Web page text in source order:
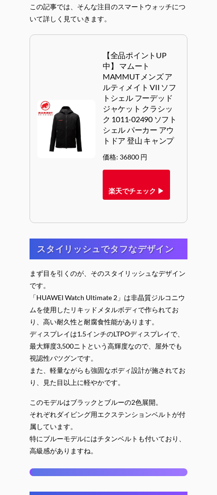
この記事では、そんな注目のスマートウォッチにつ
いて詳しく見ていきます。
【全品ポイントUP
中】 マムート
MAMMUT メンズ ア
ルティメイト VII ソフ
トシェル フーデッド
ジャケット クラシッ
ク 1011-02490 ソフト
シェル パーカー アウ
トドア 登山 キャンプ
価格: 36800 円
楽天でチェック ▶
スタイリッシュでタフなデザイン
まず目を引くのが、そのスタイリッシュなデザイン
です。
「HUAWEI Watch Ultimate 2」は非晶質ジルコニウ
ムを使用したリキッドメタルボディで作られてお
り、高い耐久性と耐腐食性能があります。
ディスプレイは1.5インチのLTPOディスプレイで、
最大輝度3,500ニトという高輝度なので、屋外でも
視認性バツグンです。
また、軽量ながらも強固なボディ設計が施されてお
り、見た目以上に軽やかです。
このモデルはブラックとブルーの2色展開。
それぞれダイビング用エクステンションベルトが付
属しています。
特にブルーモデルにはチタンベルトも付いており、
高級感がありますね。